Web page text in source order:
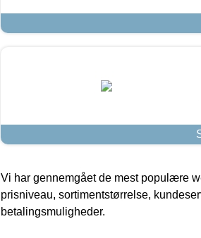
Vi har gennemgået de mest populære
prisniveau, sortimentstørrelse,
betalingsmuligheder.